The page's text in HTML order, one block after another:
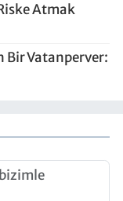
Atmak
Bir Vatanperver: